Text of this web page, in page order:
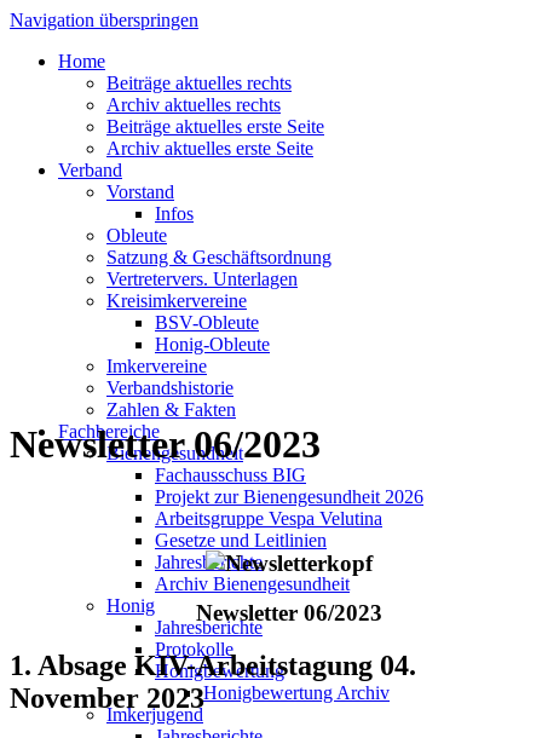
Navigation überspringen
Home
Beiträge aktuelles rechts
Archiv aktuelles rechts
Beiträge aktuelles erste Seite
Archiv aktuelles erste Seite
Verband
Vorstand
Infos
Obleute
Satzung & Geschäftsordnung
Vertretervers. Unterlagen
Kreisimkervereine
BSV-Obleute
Honig-Obleute
Imkervereine
Verbandshistorie
Zahlen & Fakten
Fachbereiche
Bienengesundheit
Fachausschuss BIG
Projekt zur Bienengesundheit 2026
Arbeitsgruppe Vespa Velutina
Gesetze und Leitlinien
Jahresberichte
Archiv Bienengesundheit
Honig
Jahresberichte
Protokolle
Honigbewertung
Honigbewertung Archiv
Imkerjugend
Newsletter 06/2023
Newsletter 06/2023
1. Absage KIV-Arbeitstagung 04.
November 2023